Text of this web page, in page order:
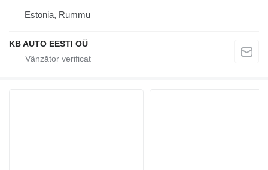
Estonia, Rummu
KB AUTO EESTI OÜ